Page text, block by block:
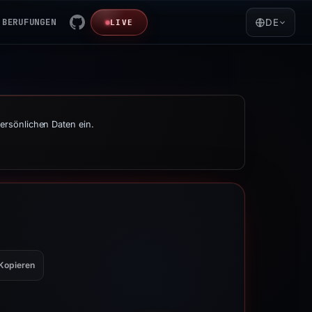
BERUFUNGEN LIVE DE
Daten ein.